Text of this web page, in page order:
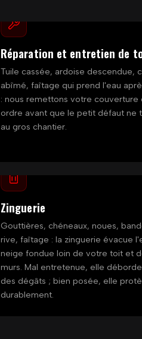
Réparation et entretien de
Tuile cassée, ardoise descendue,
abîmé, faîtage qui prend l'eau
: nous remettons votre couverture
ordre avant que le petit défaut ne
au gros chantier.
Zinguerie
Gouttières, chéneaux, noues,
rive, faîtage : la zinguerie évacue
neige fondue loin de votre toit et
murs. Mal entretenue, elle
des dégâts ; bien posée, elle
durablement.